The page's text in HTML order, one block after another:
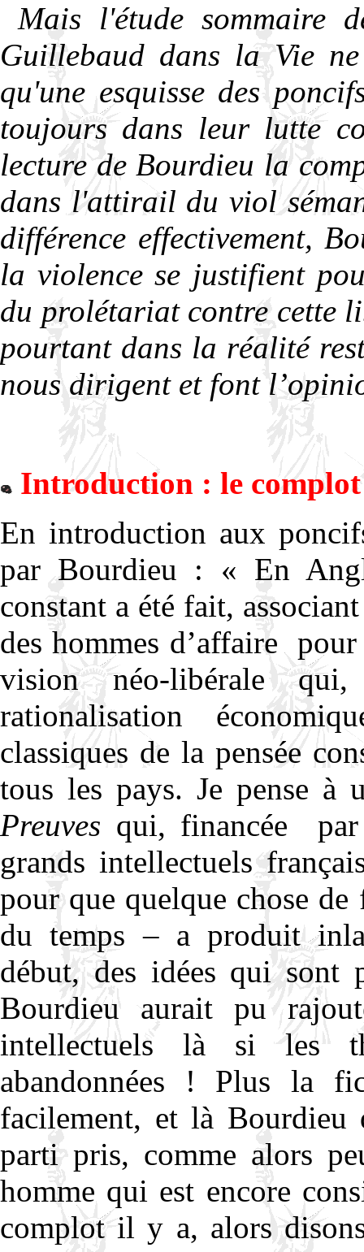
Mais l'étude sommaire
Guillebaud dans la Vie
qu'une esquisse des
toujours dans leur lutte
lecture de Bourdieu la
dans l'attirail du viol
différence effectivement,
la violence se justifient
du prolétariat contre cette
pourtant dans la réalité
nous dirigent et font
Introduction : le
En introduction aux
par Bourdieu : « En
constant a été fait,
des hommes d’affaire
vision néo-libérale
rationalisation
classiques de la pensée
tous les pays. Je pense à
Preuves qui, financée
grands intellectuels
pour que quelque chose
du temps – a produit
début, des idées qui sont
Bourdieu aurait pu
intellectuels là si les
abandonnées ! Plus la
facilement, et là Bourdieu
parti pris, comme alors
homme qui est encore
complot il y a, alors